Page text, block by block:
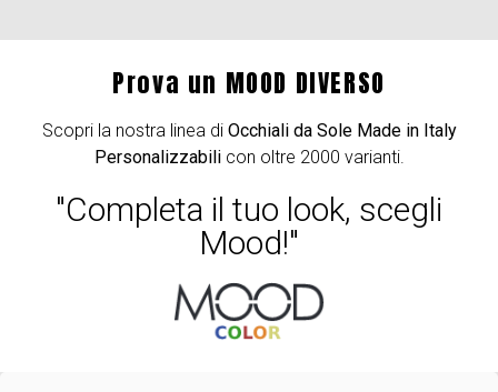
Prova un MOOD DIVERSO
Scopri la nostra linea di Occhiali da Sole Made in Italy
Personalizzabili con oltre 2000 varianti.
"Completa il tuo look, scegli
Mood!"